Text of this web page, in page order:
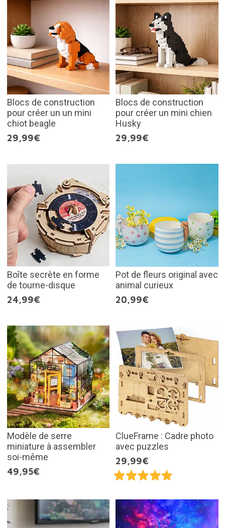
Blocs de construction
pour créer un un mini
chiot beagle
29,99€
Blocs de construction
pour créer un mini chien
Husky
29,99€
Boîte secrète en forme
de tourne-disque
24,99€
Pot de fleurs original avec
animal curieux
20,99€
Modèle de serre
miniature à assembler
soi-même
49,95€
ClueFrame : Cadre photo
avec puzzles
29,99€